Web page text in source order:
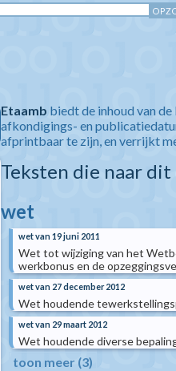
Etaamb biedt de inhoud van
afkondigings- en
afprintbaar te zijn, en verrijkt
Teksten die naar
wet
wet van 19 juni 2011
Wet tot wijziging van het
werkbonus en de
wet van 27 december 2012
Wet houdende
wet van 29 maart 2012
Wet houdende diverse
toon meer (3)